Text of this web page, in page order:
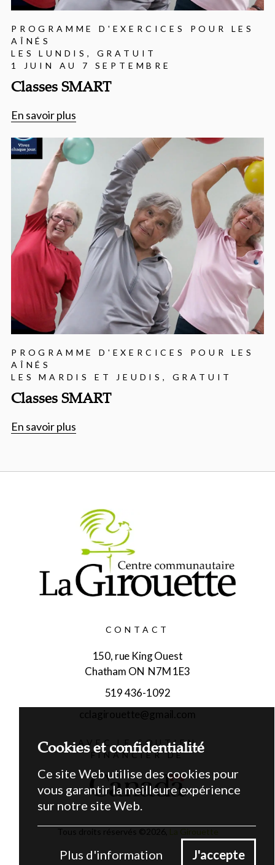
PROGRAMME D'EXERCICES POUR LES
AÎNÉS
LES LUNDIS, GRATUIT
1 JUIN AU 7 SEPTEMBRE
Classes SMART
En savoir plus
PROGRAMME D'EXERCICES POUR LES
AÎNÉS
LES MARDIS ET JEUDIS, GRATUIT
Classes SMART
En savoir plus
CONTACT
150, rue King Ouest
Chatham ON N7M 1E3
519 436-1092
cclagirouette@gmail.com
AVEC LE SOUTIEN
FINANCIER DE
Tous droits réservés © 2026, La Girouette
Cookies et confidentialité
Ce site Web utilise des cookies pour
vous garantir la meilleure expérience
sur notre site Web.
Plus d'information J'accepte